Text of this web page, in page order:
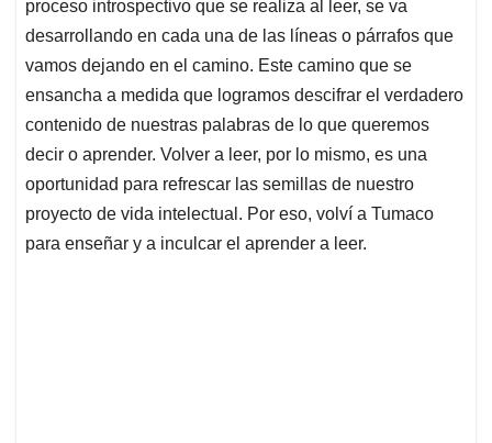
proceso introspectivo que se realiza al leer, se va
desarrollando en cada una de las líneas o párrafos que
vamos dejando en el camino. Este camino que se
ensancha a medida que logramos descifrar el verdadero
contenido de nuestras palabras de lo que queremos
decir o aprender. Volver a leer, por lo mismo, es una
oportunidad para refrescar las semillas de nuestro
proyecto de vida intelectual. Por eso, volví a Tumaco
para enseñar y a inculcar el aprender a leer.